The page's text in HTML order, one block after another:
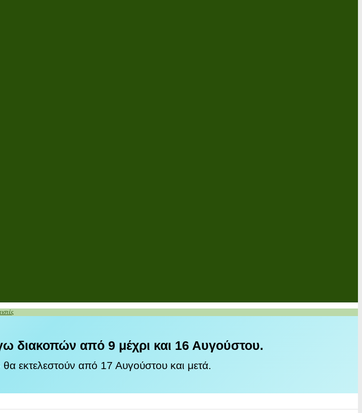
διακοπών από 9 μέχρι και 16 Αυγούστου.
εκτελεστούν από 17 Αυγούστου και μετά.